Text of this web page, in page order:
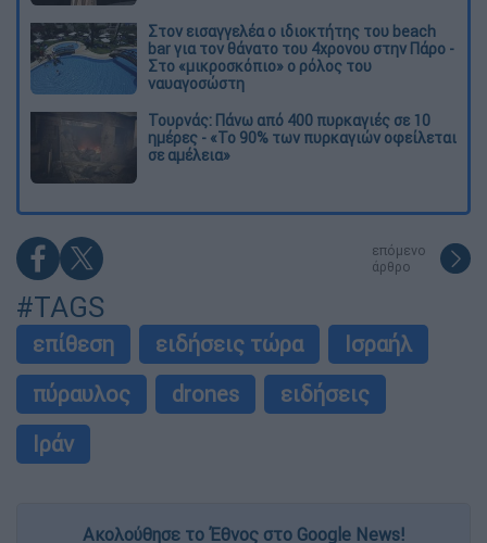
Στον εισαγγελέα ο ιδιοκτήτης του beach
bar για τον θάνατο του 4χρονου στην Πάρο -
Στο «μικροσκόπιο» ο ρόλος του
ναυαγοσώστη
Τουρνάς: Πάνω από 400 πυρκαγιές σε 10
ημέρες - «Το 90% των πυρκαγιών οφείλεται
σε αμέλεια»
επόμενο
άρθρο
#TAGS
επίθεση ειδήσεις τώρα
Ισραήλ
πύραυλος
drones
ειδήσεις
Ιράν
Ακολούθησε το Έθνος στο Google News!